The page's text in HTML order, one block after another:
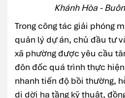
Khánh Hòa -
Trong công tác giải phóng
quản lý dự án, chủ đầu tư
xã phường được yêu cầu
đôn đốc quá trình thực
nhanh tiến độ bồi thường,
di dời hạ tầng kỹ thuật,